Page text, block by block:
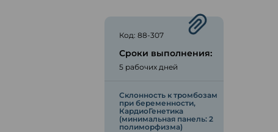
Код: 88-307
Сроки выполнения:
5 рабочих дней
Склонность к тромбозам
при беременности,
КардиоГенетика
(минимальная панель: 2
полиморфизма)